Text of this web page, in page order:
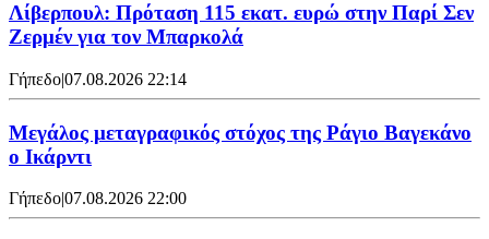
Λίβερπουλ: Πρόταση 115 εκατ. ευρώ στην Παρί Σεν
Ζερμέν για τον Μπαρκολά
Γήπεδο|07.08.2026 22:14
Μεγάλος μεταγραφικός στόχος της Ράγιο Βαγεκάνο
ο Ικάρντι
Γήπεδο|07.08.2026 22:00